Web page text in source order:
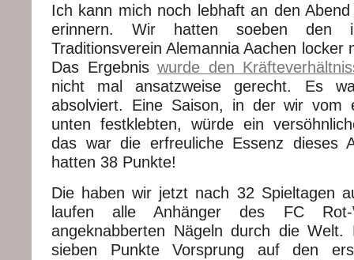
Ich kann mich noch lebhaft an den
erinnern. Wir hatten soeben den
Traditionsverein Alemannia Aachen locker
Das Ergebniswurde den
nicht mal ansatzweise gerecht. Es
absolviert. Eine Saison, in der wir vom
unten festklebten, würde ein
das war die erfreuliche Essenz dieses
hatten 38 Punkte!
Die haben wir jetzt nach 32 Spieltagen
laufen alle Anhänger des FC
angeknabberten Nägeln durch die Welt.
sieben Punkte Vorsprung auf den